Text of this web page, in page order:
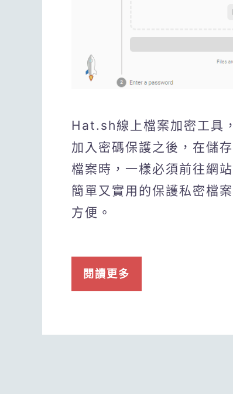
Hat.sh線上檔案加密工具
加入密碼保護之後，在儲
檔案時，一樣必須前往網
簡單又實用的保護私密檔
方便。
閱讀更多